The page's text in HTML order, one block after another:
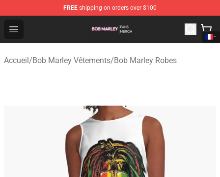
FREE shipping on orders over $100
Open menu
Bob Marley Shop - Official Bob Marley Merchandise
Accueil/Bob Marley Vêtements/Bob Marley Robes